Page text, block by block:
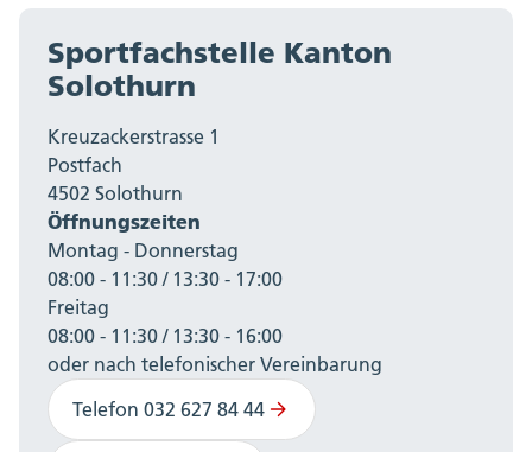
Sportfachstelle Kanton
Solothurn
Kreuzackerstrasse 1
Postfach
4502 Solothurn
Öffnungszeiten
Montag - Donnerstag
08:00 - 11:30 / 13:30 - 17:00
Freitag
08:00 - 11:30 / 13:30 - 16:00
oder nach telefonischer Vereinbarung
Telefon 032 627 84 44